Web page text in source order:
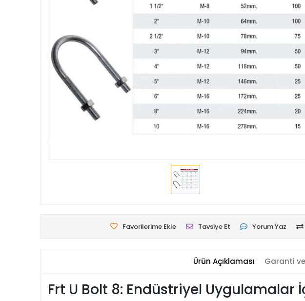
Favorilerime Ekle Tavsiye Et Yorum Yaz
Ürün Açıklaması Garanti
Frt U Bolt 8: Endüstriyel Uygulamalar